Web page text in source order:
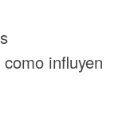
influyen